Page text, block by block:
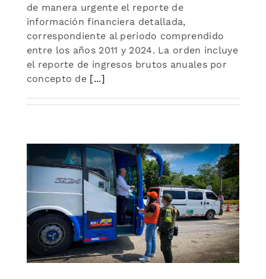
de manera urgente el reporte de
información financiera detallada,
correspondiente al periodo comprendido
entre los años 2011 y 2024. La orden incluye
el reporte de ingresos brutos anuales por
concepto de [...]